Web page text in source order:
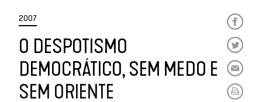
2007
O DESPOTISMO
DEMOCRÁTICO, SEM MEDO E
SEM ORIENTE